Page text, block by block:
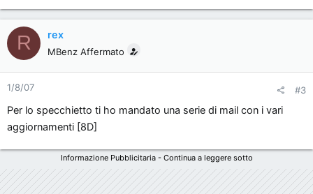
R rex
MBenz Affermato
1/8/07 #3
Per lo specchietto ti ho mandato una serie di mail con i vari
aggiornamenti [8D]
Informazione Pubblicitaria - Continua a leggere sotto